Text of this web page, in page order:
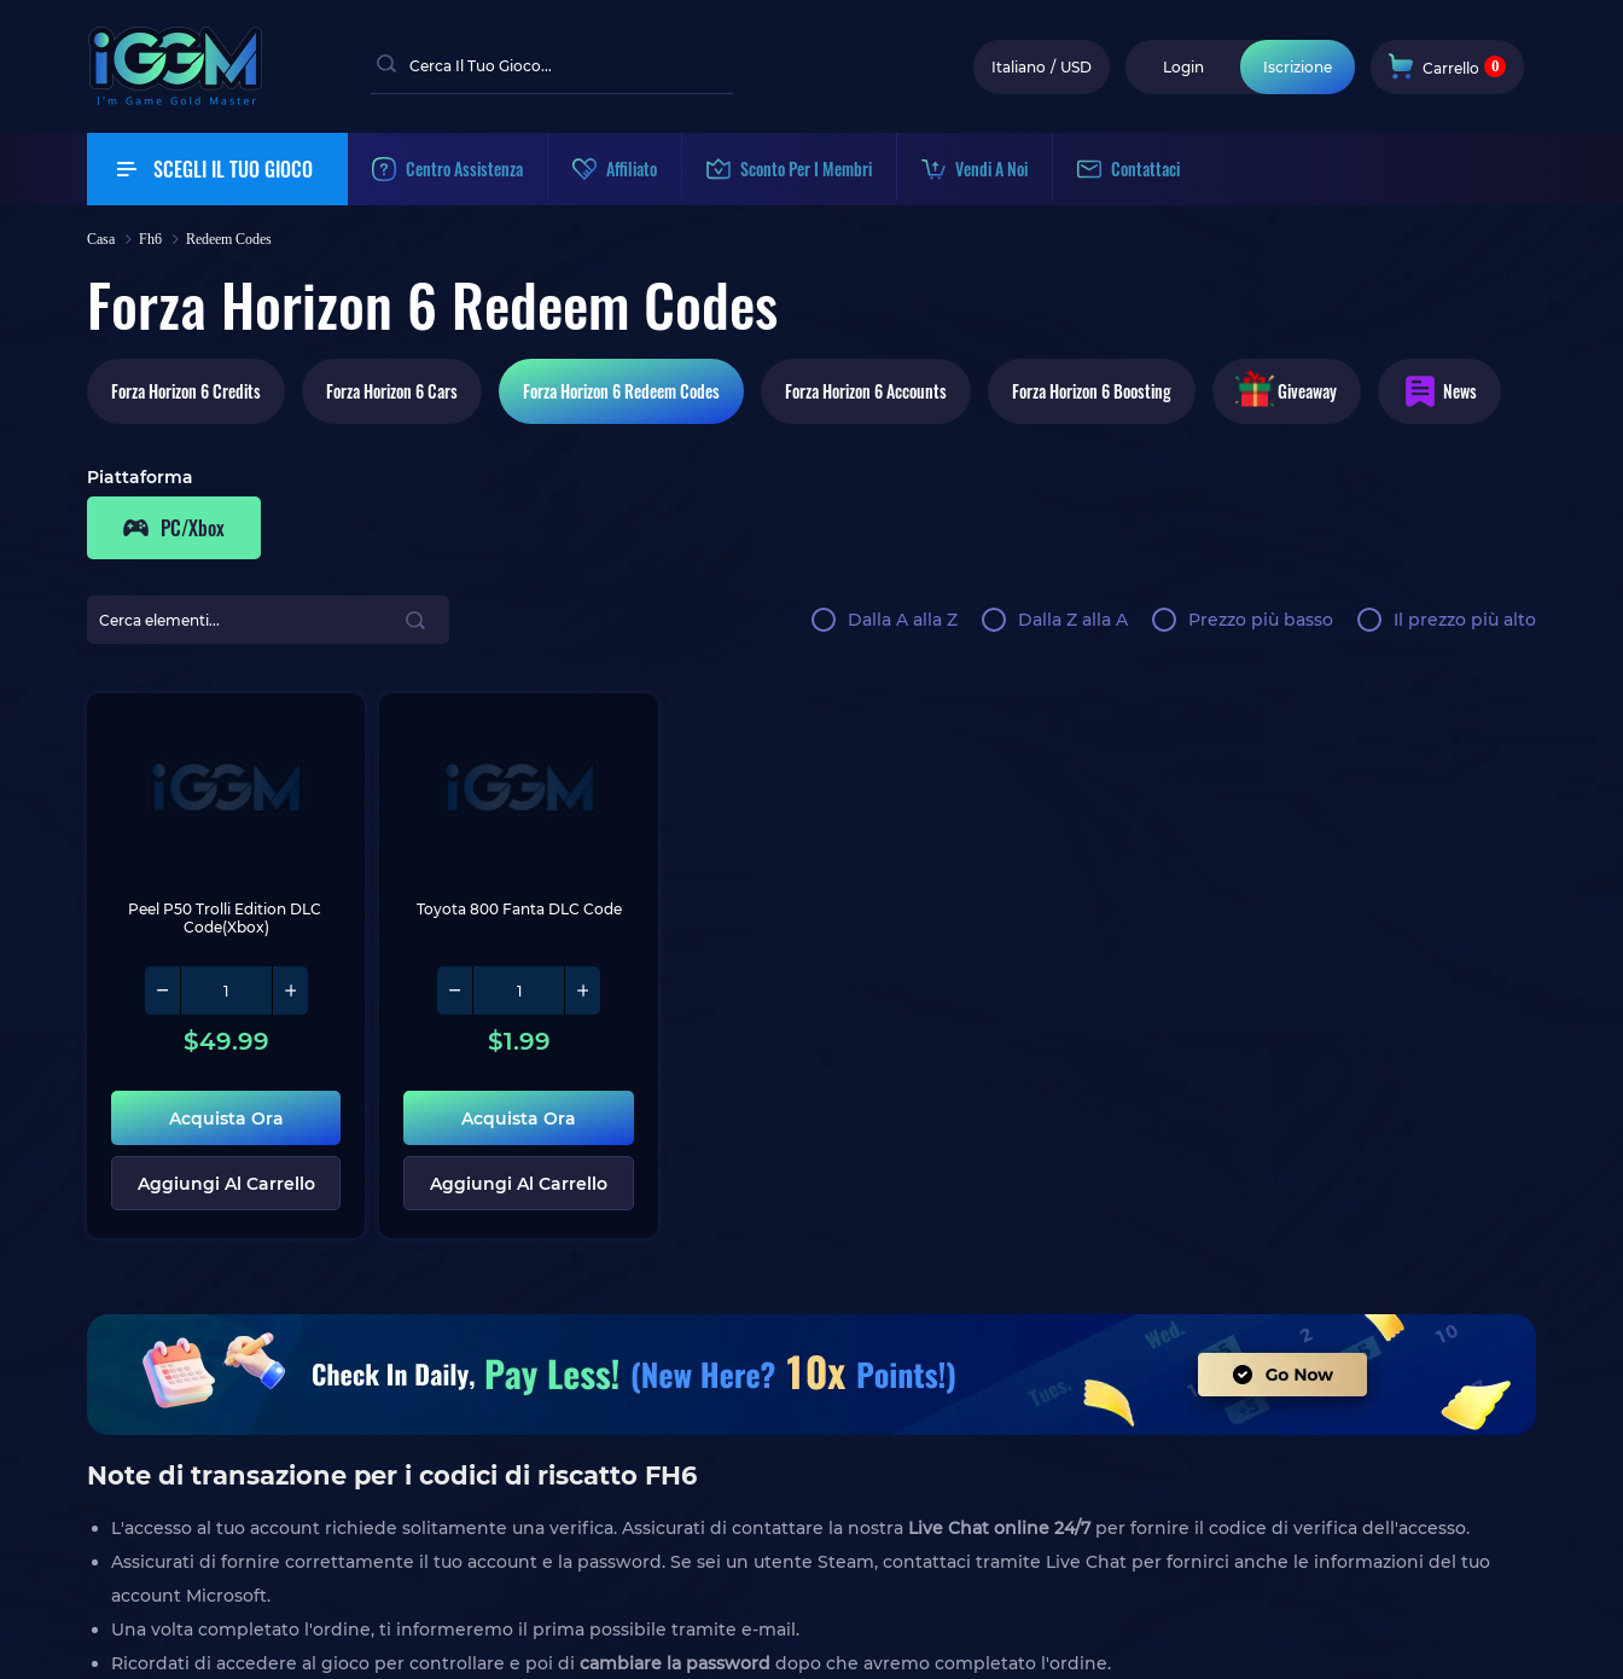
Italiano / USD Login Iscrizione Carrello 0
SCEGLI IL TUO GIOCO Centro Assistenza Affiliato Sconto Per I Membri Vendi A Noi Contattaci
Casa Fh6 Redeem Codes
Forza Horizon 6 Redeem Codes
Forza Horizon 6Credits Forza Horizon 6Cars Forza Horizon 6Redeem Codes Forza Horizon 6Accounts Forza Horizon 6Boosting Giveaway News
Piattaforma
PC/Xbox
Dalla A alla Z Dalla Z alla A Prezzo più basso Il prezzo più alto
Peel P50 Trolli Edition DLC
Code(Xbox)
$49.99
Acquista Ora
Aggiungi Al Carrello
Toyota 800 Fanta DLC Code
$1.99
Acquista Ora
Aggiungi Al Carrello
Note di transazione per i codici di riscatto FH6
L'accesso al tuo account richiede solitamente una verifica. Assicurati di contattare la nostra Live Chat online 24/7per fornire il codice di verifica dell'accesso.
Assicurati di fornire correttamente il tuo account e la password. Se sei un utente Steam, contattaci tramite Live Chat per fornirci anche le informazioni del tuo
account Microsoft.
Una volta completato l'ordine, ti informeremo il prima possibile tramite e-mail.
Ricordati di accedere al gioco per controllare e poi di cambiare la password dopo che avremo completato l'ordine.